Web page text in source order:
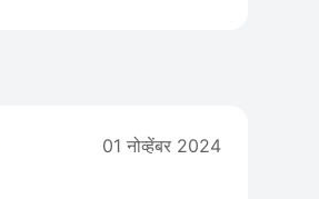
01 नोव्हेंबर 2024